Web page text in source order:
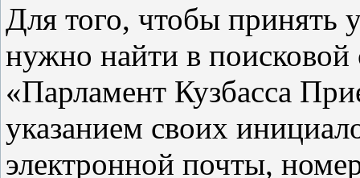
Для того, чтобы принять
нужно найти в
«Парламент Кузбасса
указанием своих
электронной почты,